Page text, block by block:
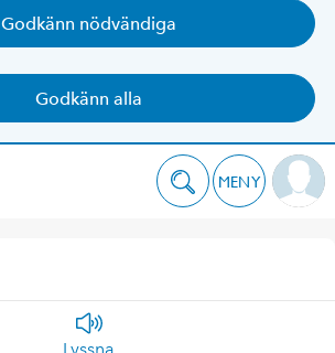
Godkänn nödvändiga
Godkänn alla
MENY